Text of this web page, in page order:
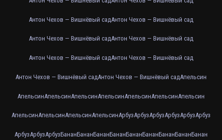
Антон Чехов — Вишнёвый садАнтон Чехов — Вишнёвый сад
Антон Чехов — Вишнёвый садАнтон Чехов — Вишнёвый сад
Антон Чехов — Вишнёвый садАнтон Чехов — Вишнёвый сад
Антон Чехов — Вишнёвый садАнтон Чехов — Вишнёвый садАпельсин
АпельсинАпельсинАпельсинАпельсинАпельсинАпельсинАпельсин
АпельсинАпельсинАпельсинАпельсинАрбузАрбузАрбузАрбузАрбузАрбуз
АрбузАрбузАрбузБананБананБананБананБананБананБананБананБанан